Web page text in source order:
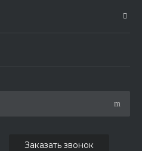
Заказать звонок